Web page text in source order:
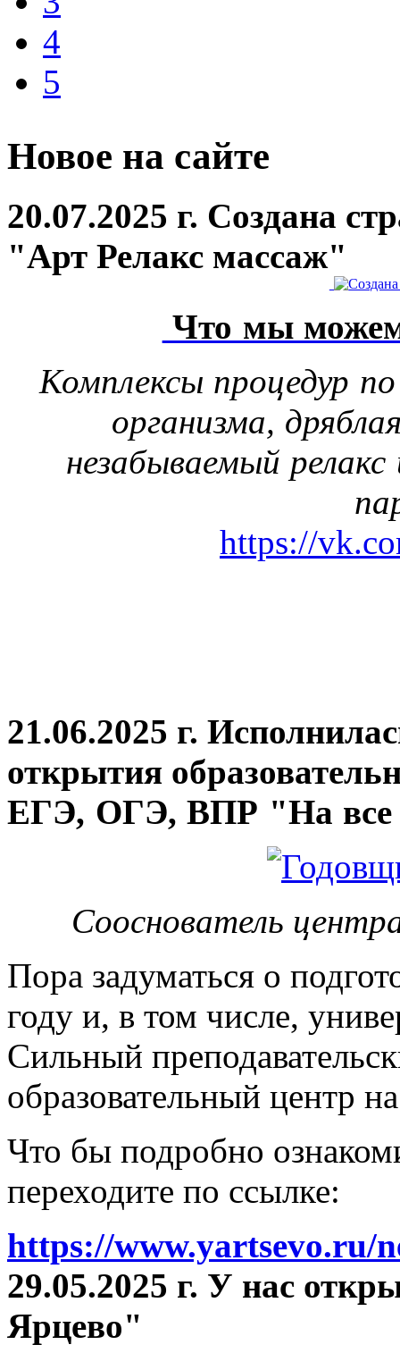
4
5
Новое на сайте
20.07.2025 г. Создана
"Арт Релакс массаж"
Что мы
Комплексы процедур
организма,
незабываемый
https://
21.06.2025 г.
открытия
ЕГЭ, ОГЭ, ВПР "На все
Сооснователь
Пора задуматься о
году и, в том числе,
Сильный
образовательный центр
Что бы подробно
переходите по ссылке:
https://www.yartsevo.ru/
29.05.2025 г. У нас
Ярцево"